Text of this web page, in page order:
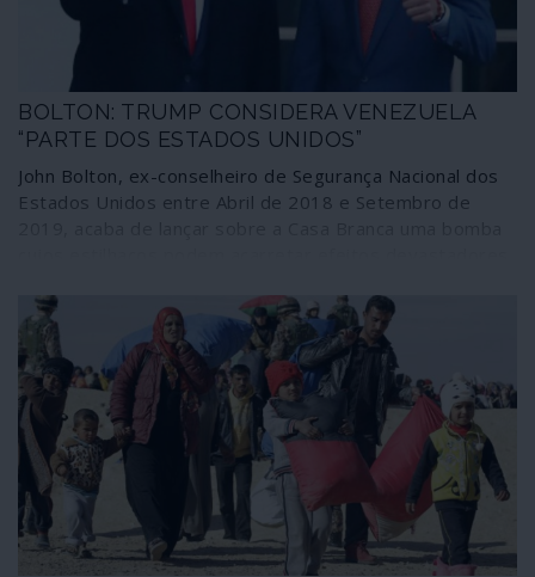
BOLTON: TRUMP CONSIDERA VENEZUELA
“PARTE DOS ESTADOS UNIDOS”
John Bolton, ex-conselheiro de Segurança Nacional dos
Estados Unidos entre Abril de 2018 e Setembro de
comprometendo não só diferentes aspectos da política
doméstica, como principalmente as relações externas
daquela que, embora decadente, ainda é a maior
superpotência do mundo.